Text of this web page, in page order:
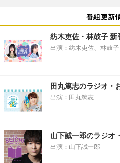
番組更新
紡木吏佐・林鼓子 新
出演：紡木吏佐、林鼓子
田丸篤志のラジオ・
出演：田丸篤志
山下誠一郎のラジオ
出演：山下誠一郎